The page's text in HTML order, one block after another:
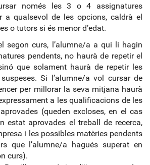
només les 3 o 4 assignatures
a qualsevol de les opcions, caldrà el
o tutors si és menor d’edat.
segon curs, l’alumne/a a qui li hagin
pendents, no haurà de repetir el
que solament haurà de repetir les
Si l’alumne/a vol cursar de
per millorar la seva mitjana haurà
a les qualificacions de les
(queden excloses, en el cas
estat aprovades el treball de recerca,
i les possibles matèries pendents
que l’alumne/a hagués superat en
curs).